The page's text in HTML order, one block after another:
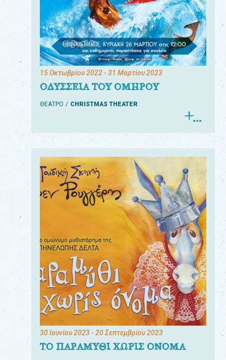
15 Οκτωβρίου 2022- 31 Μαρτίου 2023
ΟΔΥΣΣΕΙΑ ΤΟΥ ΟΜΗΡΟΥ
ΘΕΑΤΡΟ CHRISTMAS THEATER
30 Ιουνίου 2023- 20 Σεπτεμβρίου 2023
ΤΟ ΠΑΡΑΜΥΘΙ ΧΩΡΙΣ ΟΝΟΜΑ